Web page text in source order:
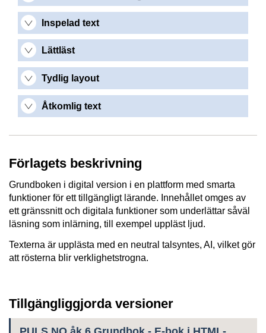
Inspelad text
Lättläst
Tydlig layout
Åtkomlig text
Förlagets beskrivning
Grundboken i digital version i en plattform med smarta
funktioner för ett tillgängligt lärande. Innehållet omges av
ett gränssnitt och digitala funktioner som underlättar såväl
läsning som inlärning, till exempel uppläst ljud.
Texterna är upplästa med en neutral talsyntes, AI, vilket gör
att rösterna blir verklighetstrogna.
Tillgängliggjorda versioner